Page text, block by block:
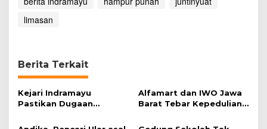
limasan
Berita Terkait
Kejari Indramayu
Pastikan Dugaan
TDA Tak Terbukti
Alfamart dan IWO Jawa
Barat Tebar Kepedulian